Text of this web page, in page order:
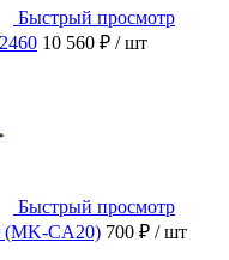
Быстрый просмотр
10 560 ₽ / шт
Быстрый просмотр
(MK-CA20) 700 ₽ / шт